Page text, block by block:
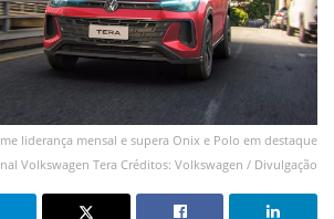
liderança mensal e supera Onix e Polo em destaque
Volkswagen Tera Créditos: Volkswagen / Divulgação